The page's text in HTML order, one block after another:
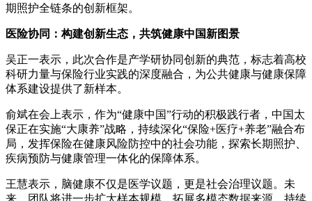
期照护全链条的创新框架。
医险协同：构建创新生态，共筑健康中国新图景
吴正一表示，此次合作是产学研协同创新的典范，标志着高校
科研力量与保险行业实践的深度融合，为公共健康与健康保障
体系建设提供了新样本。
俞斌在会上表示，作为“健康中国”行动的积极践行者，中国太
保正在实施“大康养”战略，持续深化“保险+医疗+养老”融合布
局，发挥保险在健康风险防控中的社会功能，探索长期照护、
疾病预防与健康管理一体化的保障体系。
王慧表示，脑健康不仅是医学议题，更是社会治理议题。未
来，团队将进一步扩大样本规模，拓展多模态数据来源，持续